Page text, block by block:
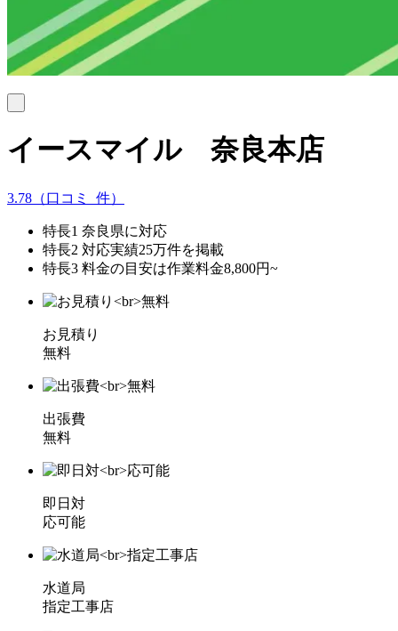
イースマイル 奈良本店
3.78 （口コミ 件）
特長1 奈良県に対応
特長2 対応実績25万件を掲載
特長3 料金の目安は作業料金8,800円~
お見積り
無料
出張費
無料
即日対
応可能
水道局
指定工事店